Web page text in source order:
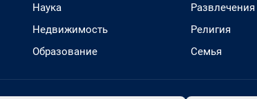
Наука
Недвижимость
Образование
Развлечения
Религия
Семья